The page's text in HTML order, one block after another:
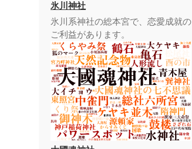
氷川神社
氷川系神社の総本宮で、恋愛成就の
ご利益があります。